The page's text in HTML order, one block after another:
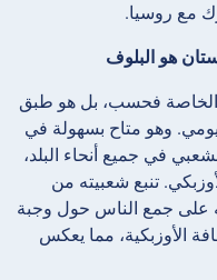
مع روسيا.
هو البلوف
الخاصة فحسب، بل هو طبق
وهو متاح بسهولة في
في جميع أنحاء البلد،
تنبع شعبيته من
على جمع الناس حول وجبة
الأوزبكية، مما يعكس